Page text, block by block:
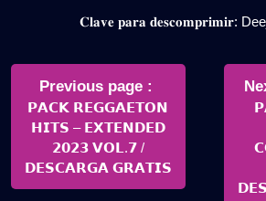
𝐂𝐥𝐚𝐯𝐞 𝐩𝐚𝐫𝐚 𝐝𝐞𝐬𝐜𝐨𝐦𝐩𝐫𝐢𝐦𝐢𝐫:
Navegación
entradas
Previous page
Posts
𝗣𝗔𝗖𝗞 𝗥𝗘𝗚𝗚𝗔𝗘𝗧𝗢𝗡
𝗛𝗜𝗧𝗦 – 𝗘𝗫𝗧𝗘𝗡𝗗𝗘𝗗
𝟮𝟬𝟮𝟯 𝗩𝗢𝗟.𝟳 /
𝗗𝗘𝗦𝗖𝗔𝗥𝗚𝗔 𝗚𝗥𝗔𝗧𝗜𝗦